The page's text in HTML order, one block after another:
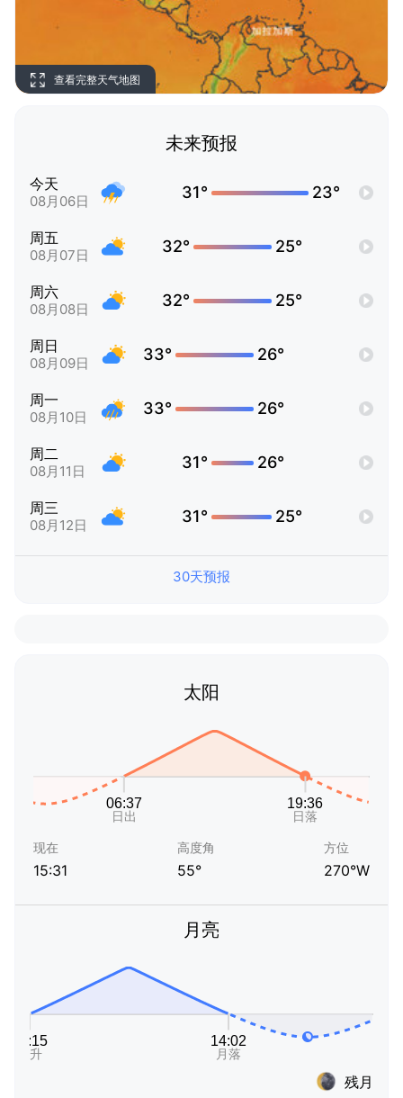
查看完整天气地图
未来预报
今天
08月06日 31° 23°
周五
08月07日 32° 25°
周六
08月08日 32° 25°
周日
08月09日 33° 26°
周一
08月10日 33° 26°
周二
08月11日 31° 26°
周三
08月12日 31° 25°
30天预报
太阳
现在
15:31
高度角
55°
方位
270°W
月亮
残月